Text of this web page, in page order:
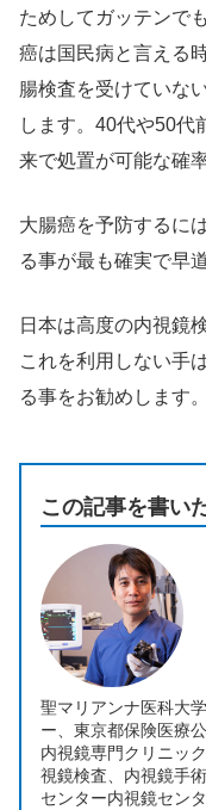
ためしてガッテンで
癌は国民病と言える
腸検査を受けていな
します。40代や50代
来で処置が可能な確
大腸癌を予防するに
る事が最も確実で早
日本は高度の内視鏡
これを利用しない手
る事をお勧めします。
この記事を書い
聖マリアンナ医科大
ー、東京都保険医療
内視鏡専門クリニッ
視鏡検査、内視鏡手
センター内視鏡セン